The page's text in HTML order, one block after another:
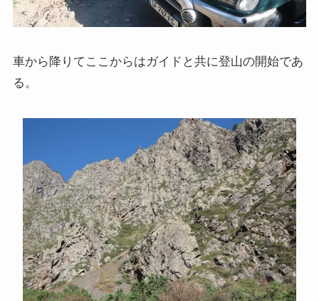
おすすめマルクス・エンゲルス伝記
マルクス・エンゲルス著作と関連作品
産業革命とイギリス・ヨーロッパ社会
ロシアの歴史・文化とドストエフスキー
ディストピア・SF小説から考える現代社会
三島由紀夫と日本文学
ロシアの偉大な作家プーシキン・ゴーゴリ
車から降りてここからはガイドと共に登山の開始であ
る。